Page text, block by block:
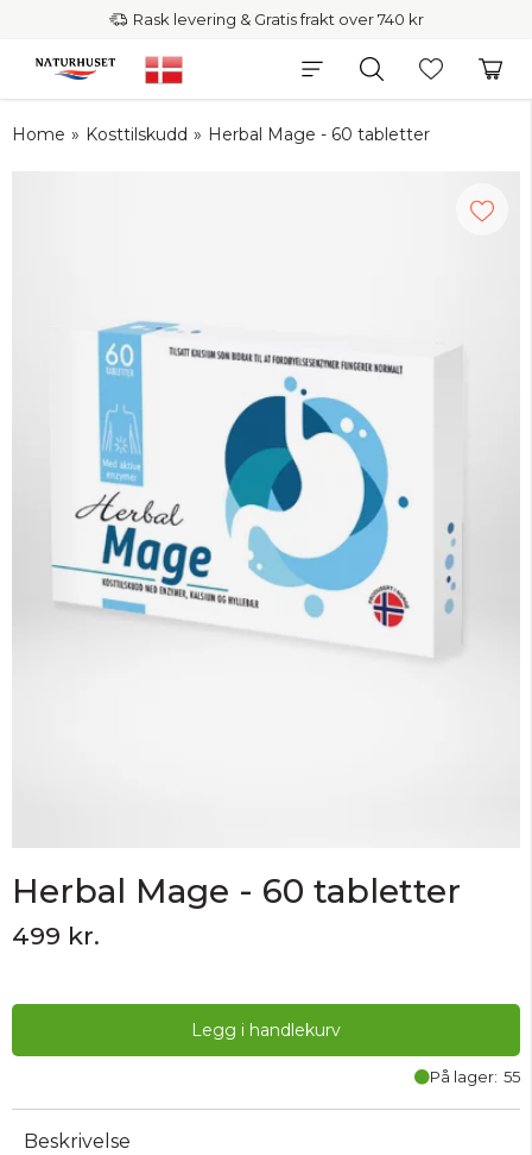
Rask levering & Gratis frakt over 740 kr
Home » Kosttilskudd » Herbal Mage - 60 tabletter
Herbal Mage - 60 tabletter
499 kr.
Legg i handlekurv
På lager: 55
Beskrivelse